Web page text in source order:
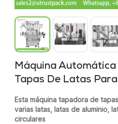
Máquina Automática
Tapas De Latas
Esta máquina tapadora de
varias latas, latas de aluminio,
circulares